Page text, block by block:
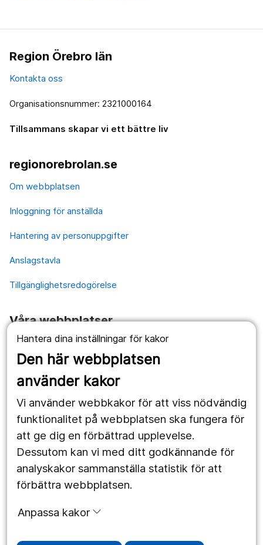
Hantera dina inställningar för kakor
Den här webbplatsen
använder kakor
Vi använder webbkakor för att viss nödvändig
funktionalitet på webbplatsen ska fungera för
att ge dig en förbättrad upplevelse.
Dessutom kan vi med ditt godkännande för
analyskakor sammanställa statistik för att
förbättra webbplatsen.
Anpassa kakor
Region Örebro län
Kontakta oss
Organisationsnummer: 2321000164
Tillsammans skapar vi ett bättre liv
regionorebrolan.se
Om webbplatsen
Inloggning för anställda
Hantering av personuppgifter
Anslagstavla
Tillgänglighetsredogörelse
Våra webbplatser
1177.se
Länstrafiken
Utveckling
Följ oss
Facebook